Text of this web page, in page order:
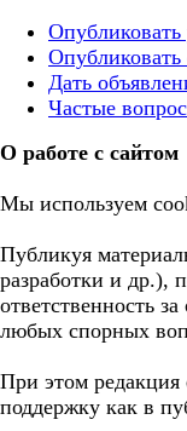
Опубликовать
Опубликовать
Дать
Частые
О работе с сайтом
Мы используем
Публикуя
разработки и др.),
ответственность
любых спорных
При этом редакция
поддержку как в